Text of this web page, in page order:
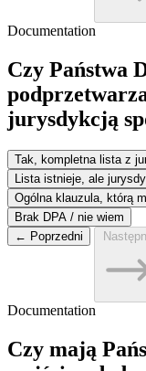
Documentation
Czy Państwa
jurysdykcją
Tak, kompletna lista z
Lista istnieje, ale
Ogólna klauzula, którą
Brak DPA / nie wiem
← Poprzedni
Documentation
Czy mają